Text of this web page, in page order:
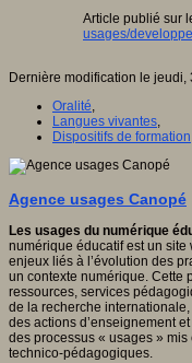
Article publié sur
usages/
Dernière modification le jeudi,
Oralité,
Langues vivantes,
Dispositifs de formation
Agence usages Canopé
Les usages du numérique
numérique éducatif est un
enjeux liés à l’évolution des
un contexte numérique. Cette
ressources, services
de la recherche
des actions d’enseignement
des processus « usages »
technico-pédagogiques.